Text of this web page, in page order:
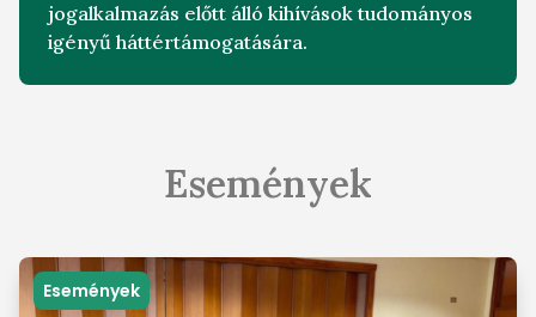
jogalkalmazás előtt álló kihívások tudományos
igényű háttértámogatására.
Események
Események